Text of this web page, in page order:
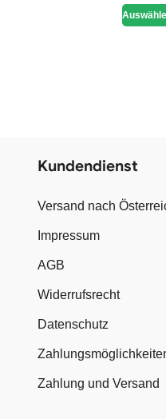
Kundendienst
Versand nach
Impressum
AGB
Widerrufsrecht
Datenschutz
Zahlung und Versand